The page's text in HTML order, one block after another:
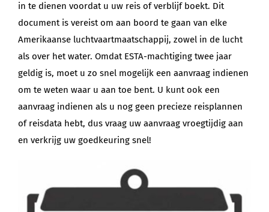
in te dienen voordat u uw reis of verblijf boekt. Dit
document is vereist om aan boord te gaan van elke
Amerikaanse luchtvaartmaatschappij, zowel in de lucht
als over het water. Omdat ESTA-machtiging twee jaar
geldig is, moet u zo snel mogelijk een aanvraag indienen
om te weten waar u aan toe bent. U kunt ook een
aanvraag indienen als u nog geen precieze reisplannen
of reisdata hebt, dus vraag uw aanvraag vroegtijdig aan
en verkrijg uw goedkeuring snel!